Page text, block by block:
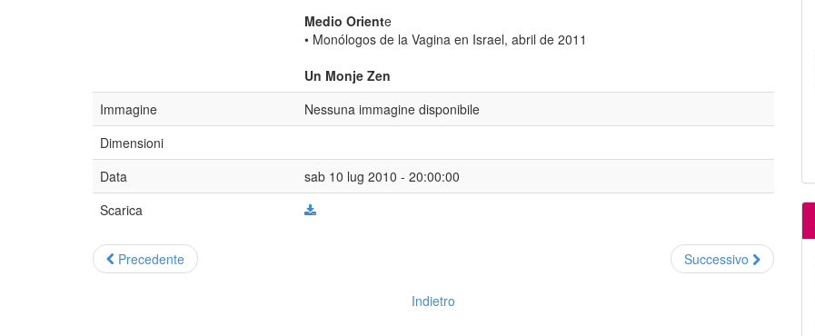
Medio Oriente
• Monólogos de la Vagina en Israel, abril de 2011
Un Monje Zen
Immagine
Nessuna immagine disponibile
Dimensioni
Data
sab 10 lug 2010 - 20:00:00
Scarica
Precedente Successivo
Indietro